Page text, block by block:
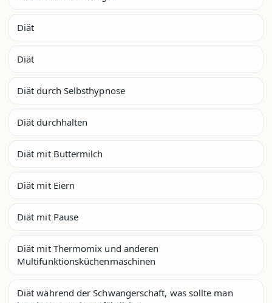
Diät
Diät
Diät durch Selbsthypnose
Diät durchhalten
Diät mit Buttermilch
Diät mit Eiern
Diät mit Pause
Diät mit Thermomix und anderen
Multifunktionsküchenmaschinen
Diät während der Schwangerschaft, was sollte man